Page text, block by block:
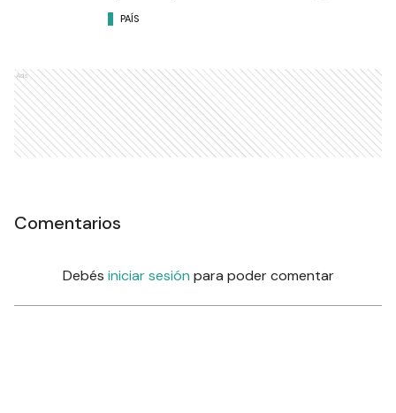
PAÍS
Ads
Comentarios
Debés iniciar sesión para poder comentar